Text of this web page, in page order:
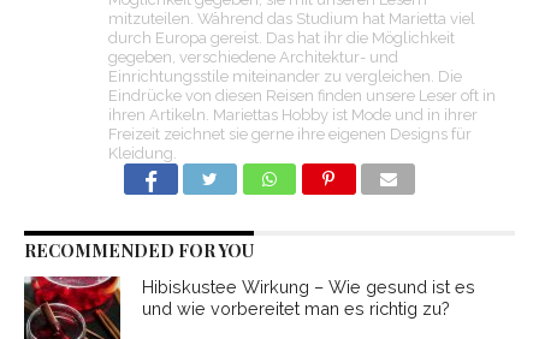
mitzuteilen. Während das Studium hat Marietta viel
durch Europa gereist. Das hat ihr die Möglichkeit
gegeben, verschiedene Architektur- und
Einrichtungsstile miteinander zu vergleichen. Die
Eindrücke von diesen Reisen finden unsere Leser oft in
ihren Artikeln. Mariettas Hobby ist Mode und in ihrer
Freizeit zeichnet sie gerne ihre eigenen Designs für
Kleidung.
RECOMMENDED FOR YOU
Hibiskustee Wirkung – Wie gesund ist es
und wie vorbereitet man es richtig zu?